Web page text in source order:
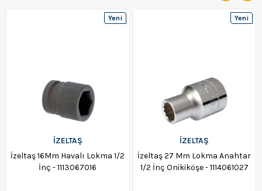
İZELTAŞ
İzeltaş 16Mm Havalı Lokma 1/2
İnç - 1113067016
Yeni
İZELTAŞ
İzeltaş 27 Mm Lokma Anahtar
1/2 İnç Onikiköşe - 1114061027
Yeni